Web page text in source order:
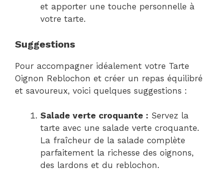
et apporter une touche personnelle à
votre tarte.
Suggestions
Pour accompagner idéalement votre Tarte
Oignon Reblochon et créer un repas équilibré
et savoureux, voici quelques suggestions :
Salade verte croquante : Servez la
tarte avec une salade verte croquante.
La fraîcheur de la salade complète
parfaitement la richesse des oignons,
des lardons et du reblochon.